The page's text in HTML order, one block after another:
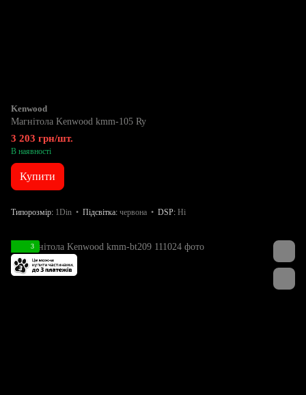
Kenwood
Магнітола Kenwood kmm-105 Ry
3 203 грн/шт.
В наявності
Купити
Типорозмір 1Din Підсвітка червона DSP Ні
3